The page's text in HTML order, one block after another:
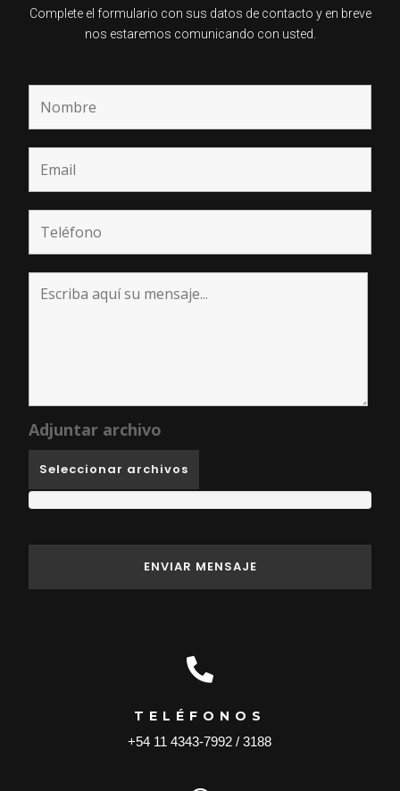
Complete el formulario con sus datos de contacto y en breve
nos estaremos comunicando con usted.
Adjuntar archivo
Seleccionar archivos

TELÉFONOS
+54 11 4343-7992 / 3188